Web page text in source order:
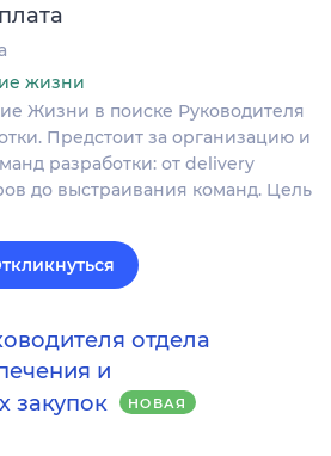
жизни
Жизни в поиске Руководителя
Предстоит за организацию и
разработки: от delivery
до выстраивания команд. Цель
отдела
и
закупок
НОВАЯ